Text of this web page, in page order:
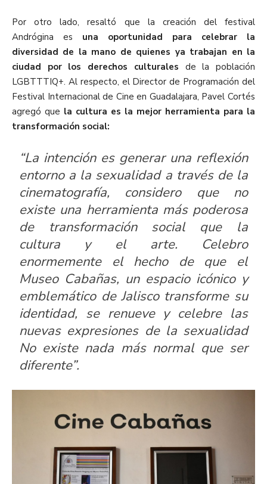
Por otro lado, resaltó que la creación del festival
Andrógina es una oportunidad para celebrar la
diversidad de la mano de quienes ya trabajan en la
ciudad por los derechos culturales de la población
LGBTTTIQ+. Al respecto, el Director de Programación del
Festival Internacional de Cine en Guadalajara, Pavel Cortés
agregó que la cultura es la mejor herramienta para la
transformación social:
“La intención es generar una reflexión
entorno a la sexualidad a través de la
cinematografía, considero que no
existe una herramienta más poderosa
de transformación social que la
cultura y el arte. Celebro
enormemente el hecho de que el
Museo Cabañas, un espacio icónico y
emblemático de Jalisco transforme su
identidad, se renueve y celebre las
nuevas expresiones de la sexualidad
No existe nada más normal que ser
diferente”.